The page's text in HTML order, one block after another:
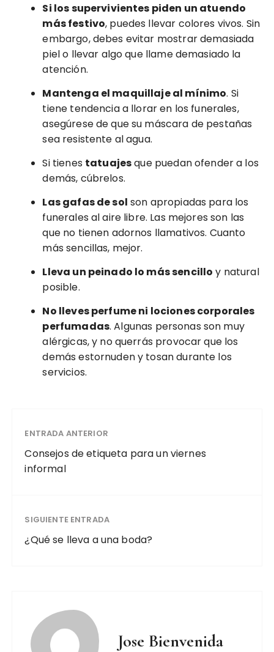
Si los supervivientes piden un atuendo
más festivo, puedes llevar colores vivos. Sin
embargo, debes evitar mostrar demasiada
piel o llevar algo que llame demasiado la
atención.
Mantenga el maquillaje al mínimo. Si
tiene tendencia a llorar en los funerales,
asegúrese de que su máscara de pestañas
sea resistente al agua.
Si tienes tatuajesque puedan ofender a los
demás, cúbrelos.
Las gafas de sol son apropiadas para los
funerales al aire libre. Las mejores son las
que no tienen adornos llamativos. Cuanto
más sencillas, mejor.
Lleva un peinado lo más sencillo y natural
posible.
No lleves perfume ni lociones corporales
perfumadas. Algunas personas son muy
alérgicas, y no querrás provocar que los
demás estornuden y tosan durante los
servicios.
ENTRADA ANTERIOR
Consejos de etiqueta para un viernes
informal
SIGUIENTE ENTRADA
¿Qué se lleva a una boda?
Jose Bienvenida